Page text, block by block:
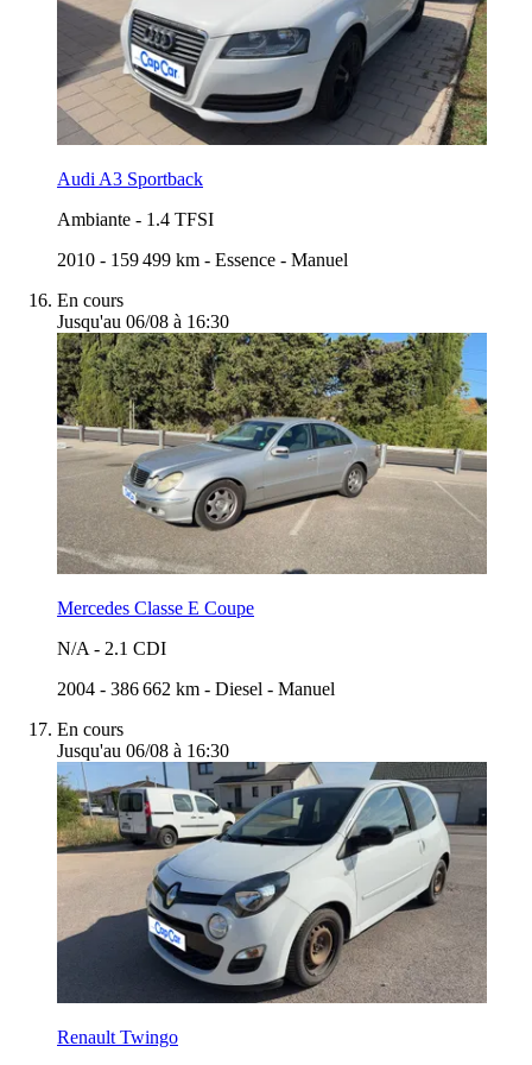
Audi A3 Sportback
Ambiante - 1.4 TFSI
2010 - 159 499 km - Essence - Manuel
En cours
Jusqu'au 06/08 à 16:30
Mercedes Classe E Coupe
N/A - 2.1 CDI
2004 - 386 662 km - Diesel - Manuel
En cours
Jusqu'au 06/08 à 16:30
Renault Twingo